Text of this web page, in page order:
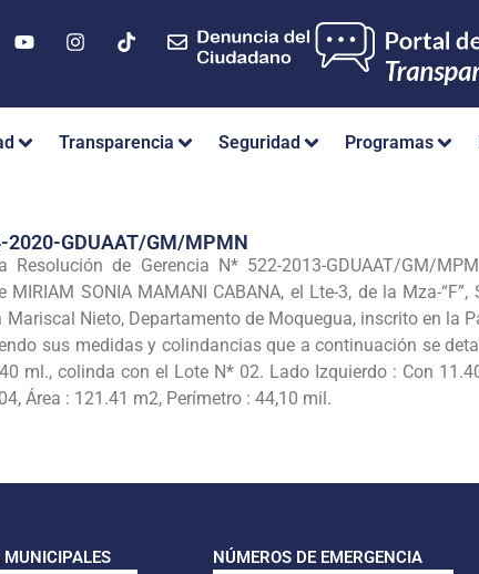
Transparencia Seguridad Programas
2020-GDUAAT/GM/MPMN
Resolución de Gerencia N* 522-2013-GDUAAT/GM/
SONIA MAMANI CABANA, el Lte-3, de la Mza-
Nieto, Departamento de Moquegua, inscrito en la
sus medidas y colindancias que a continuación se
ml., colinda con el Lote N* 02. Lado Izquierdo : Con
Área : 121.41 m2, Perímetro : 44,10 mil.
NÚMEROS DE EMERGENCIA